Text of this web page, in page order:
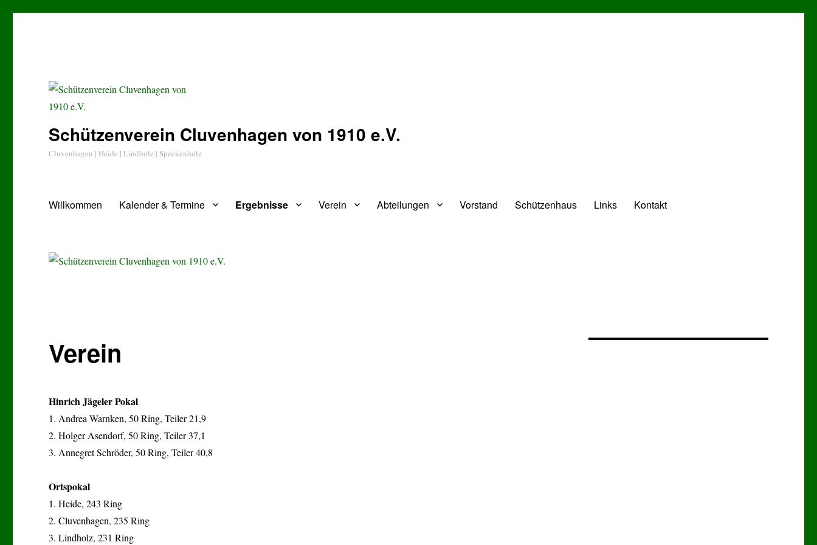
Schützenverein Cluvenhagen von 1910 e.V.
Cluvenhagen | Heide | Lindholz | Speckenholz
Willkommen Kalender & Termine Ergebnisse Verein Abteilungen Vorstand Schützenhaus Links Kontakt
Verein
Hinrich Jägeler Pokal
1. Andrea Warnken, 50 Ring, Teiler 21,9
2. Holger Asendorf, 50 Ring, Teiler 37,1
3. Annegret Schröder, 50 Ring, Teiler 40,8
Ortspokal
1. Heide, 243 Ring
2. Cluvenhagen, 235 Ring
3. Lindholz, 231 Ring